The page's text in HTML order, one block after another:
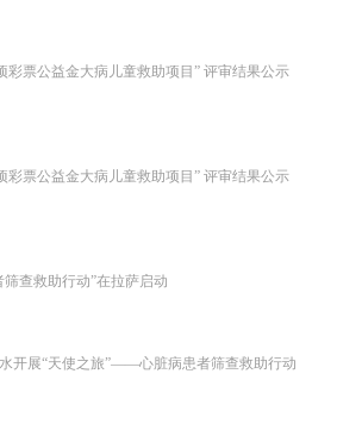
彩票公益金大病儿童救助项目” 评审结果公示
彩票公益金大病儿童救助项目” 评审结果公示
查救助行动”在拉萨启动
开展“天使之旅”——心脏病患者筛查救助行动